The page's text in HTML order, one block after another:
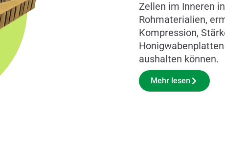
Zellen im Inneren
Rohmaterialien,
Kompression,
aushalten können.
Mehr lesen